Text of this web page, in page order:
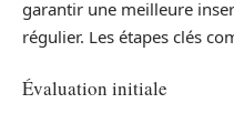
garantir une meilleure
régulier. Les étapes clés
Évaluation initiale